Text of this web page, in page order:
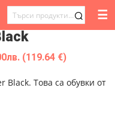
ТЪРСЕНЕ
ЗА:
☰
лв. (119.64 €)
Black. Това са обувки от